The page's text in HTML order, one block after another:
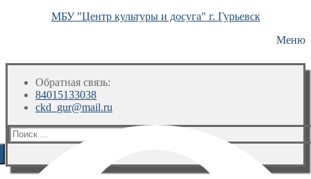
МБУ "Центр культуры и досуга" г. Гурьевск
Меню
Обратная связь:
84015133038
ckd_gur@mail.ru
Искать: